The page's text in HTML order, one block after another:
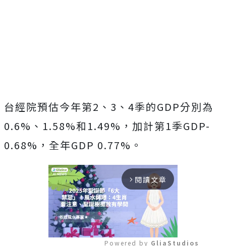
台經院預估今年第2、3、4季的GDP分別為
0.6%、1.58%和1.49%，加計第1季GDP-
0.68%，全年GDP 0.77%。
arrow_forward_ios 閱讀文章
Powered by GliaStudios